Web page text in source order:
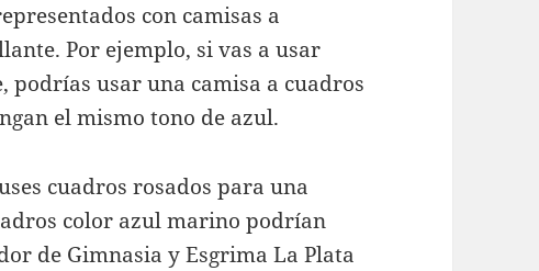
con camisas a
Por ejemplo, si vas a usar
usar una camisa a cuadros
el mismo tono de azul.
cuadros rosados para una
color azul marino podrían
de Gimnasia y Esgrima La Plata